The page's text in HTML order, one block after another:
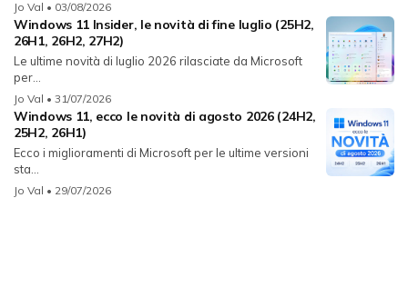
Jo Val • 03/08/2026
Windows 11 Insider, le novità di fine luglio (25H2,
26H1, 26H2, 27H2)
Le ultime novità di luglio 2026 rilasciate da Microsoft
per...
Jo Val • 31/07/2026
Windows 11, ecco le novità di agosto 2026 (24H2,
25H2, 26H1)
Ecco i miglioramenti di Microsoft per le ultime versioni
sta...
Jo Val • 29/07/2026